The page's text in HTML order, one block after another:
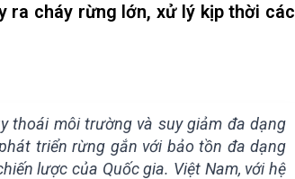
ra cháy rừng lớn, xử lý kịp thời các
thoái môi trường và suy giảm đa dạng
triển rừng gắn với bảo tồn đa dạng
lược của Quốc gia. Việt Nam, với hệ